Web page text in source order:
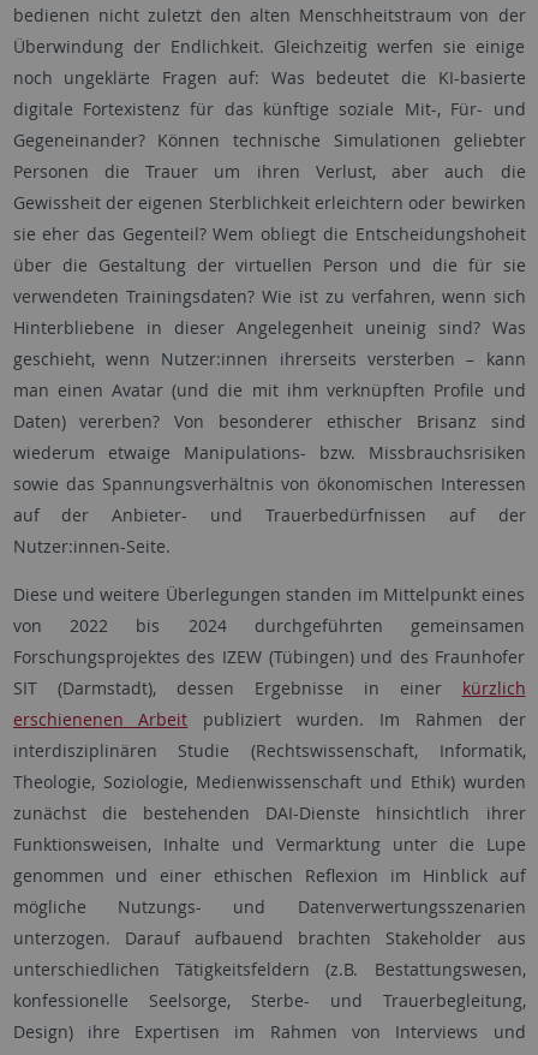
bedienen nicht zuletzt den alten Menschheitstraum von der
Überwindung der Endlichkeit. Gleichzeitig werfen sie einige
noch ungeklärte Fragen auf: Was bedeutet die KI-basierte
digitale Fortexistenz für das künftige soziale Mit-, Für- und
Gegeneinander? Können technische Simulationen geliebter
Personen die Trauer um ihren Verlust, aber auch die
Gewissheit der eigenen Sterblichkeit erleichtern oder bewirken
sie eher das Gegenteil? Wem obliegt die Entscheidungshoheit
über die Gestaltung der virtuellen Person und die für sie
verwendeten Trainingsdaten? Wie ist zu verfahren, wenn sich
Hinterbliebene in dieser Angelegenheit uneinig sind? Was
geschieht, wenn Nutzer:innen ihrerseits versterben – kann
man einen Avatar (und die mit ihm verknüpften Profile und
Daten) vererben? Von besonderer ethischer Brisanz sind
wiederum etwaige Manipulations- bzw. Missbrauchsrisiken
sowie das Spannungsverhältnis von ökonomischen Interessen
auf der Anbieter- und Trauerbedürfnissen auf der
Nutzer:innen-Seite.
Diese und weitere Überlegungen standen im Mittelpunkt eines
von 2022 bis 2024 durchgeführten gemeinsamen
Forschungsprojektes des IZEW (Tübingen) und des Fraunhofer
SIT (Darmstadt), dessen Ergebnisse in einer kürzlich
erschienenen Arbeit publiziert wurden. Im Rahmen der
interdisziplinären Studie (Rechtswissenschaft, Informatik,
Theologie, Soziologie, Medienwissenschaft und Ethik) wurden
zunächst die bestehenden DAI-Dienste hinsichtlich ihrer
Funktionsweisen, Inhalte und Vermarktung unter die Lupe
genommen und einer ethischen Reflexion im Hinblick auf
mögliche Nutzungs- und Datenverwertungsszenarien
unterzogen. Darauf aufbauend brachten Stakeholder aus
unterschiedlichen Tätigkeitsfeldern (z.B. Bestattungswesen,
konfessionelle Seelsorge, Sterbe- und Trauerbegleitung,
Design) ihre Expertisen im Rahmen von Interviews und